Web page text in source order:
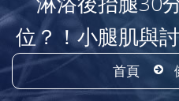
位？！小腿肌與
首頁